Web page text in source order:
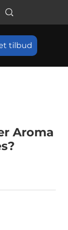
tilbud
Aroma